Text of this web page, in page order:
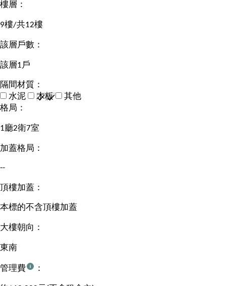
樓層：
9樓/共12樓
該層戶數：
該層1戶
隔間材質：
水泥
木板
其他
格局：
1廳2衛7室
加蓋格局：
--
頂樓加蓋：
本標的不含頂樓加蓋
大樓朝向：
東南
管理費 ：